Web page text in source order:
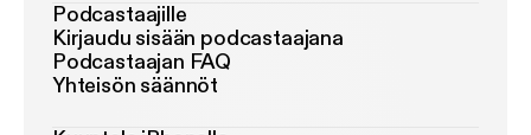
Podcastaajille
Kirjaudu sisään podcastaajana
Podcastaajan FAQ
Yhteisön säännöt